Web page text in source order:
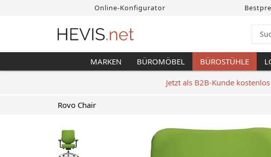
Online-Konfigurator
MARKEN BÜROMÖBEL BÜROSTÜHLE
Jetzt als B2B-Kunde
Rovo Chair